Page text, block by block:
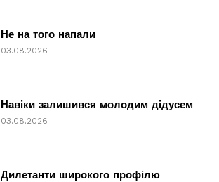
Не на того напали
03.08.2026
Навіки залишився молодим дідусем
03.08.2026
Дилетанти широкого профілю